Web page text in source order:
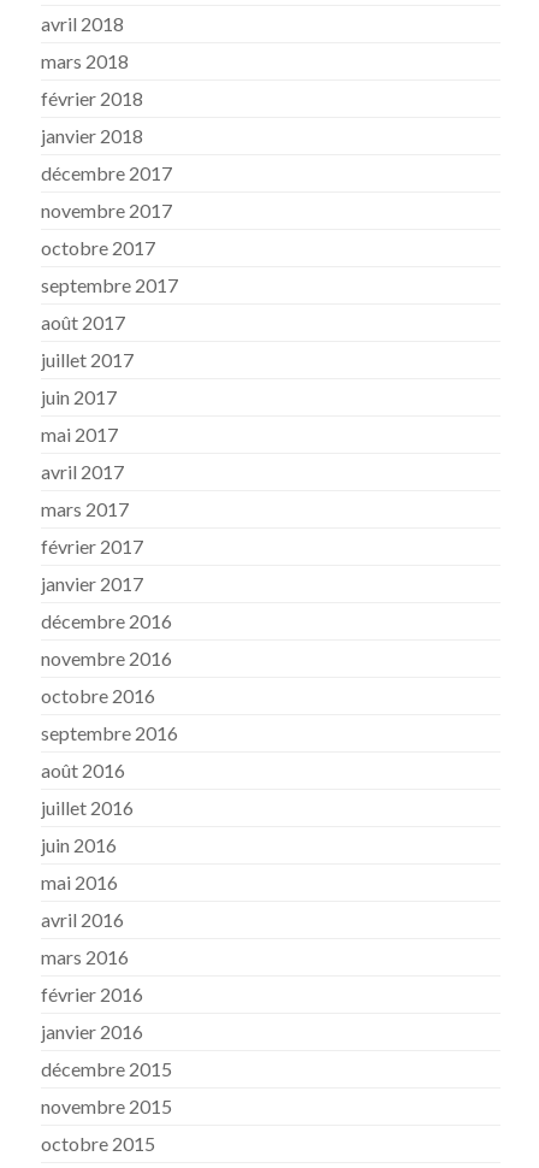
avril 2018
mars 2018
février 2018
janvier 2018
décembre 2017
novembre 2017
octobre 2017
septembre 2017
août 2017
juillet 2017
juin 2017
mai 2017
avril 2017
mars 2017
février 2017
janvier 2017
décembre 2016
novembre 2016
octobre 2016
septembre 2016
août 2016
juillet 2016
juin 2016
mai 2016
avril 2016
mars 2016
février 2016
janvier 2016
décembre 2015
novembre 2015
octobre 2015